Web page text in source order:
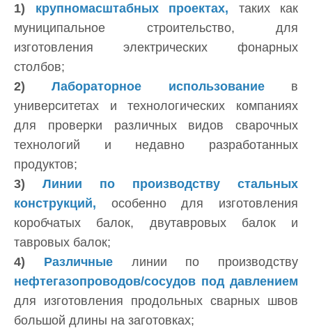
1) крупномасштабных проектах, таких как
муниципальное строительство, для
изготовления электрических фонарных
столбов;
2)Лабораторное использование в
университетах и ​​технологических компаниях
для проверки различных видов сварочных
технологий и недавно разработанных
продуктов;
3) Линии по производству стальных
конструкций, особенно для изготовления
коробчатых балок, двутавровых балок и
тавровых балок;
4) Различные линии по производству
нефтегазопроводов/сосудов под давлением
для изготовления продольных сварных швов
большой длины на заготовках;